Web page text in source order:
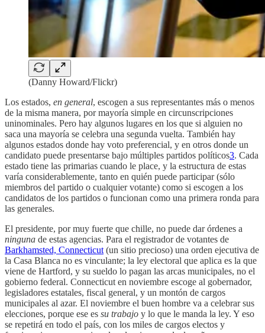
(Danny Howard/Flickr)
Los estados, en general, escogen a sus representantes más o menos
de la misma manera, por mayoría simple en circunscripciones
uninominales. Pero hay algunos lugares en los que si alguien no
saca una mayoría se celebra una segunda vuelta. También hay
algunos estados donde hay voto preferencial, y en otros donde un
candidato puede presentarse bajo múltiples partidos políticos3. Cada
estado tiene las primarias cuando le place, y la estructura de estas
varía considerablemente, tanto en quién puede participar (sólo
miembros del partido o cualquier votante) como si escogen a los
candidatos de los partidos o funcionan como una primera ronda para
las generales.
El presidente, por muy fuerte que chille, no puede dar órdenes a
ninguna de estas agencias. Para el registrador de votantes de
Barkhamsted, Connecticut (un sitio precioso) una orden ejecutiva de
la Casa Blanca no es vinculante; la ley electoral que aplica es la que
viene de Hartford, y su sueldo lo pagan las arcas municipales, no el
gobierno federal. Connecticut en noviembre escoge al gobernador,
legisladores estatales, fiscal general, y un montón de cargos
municipales al azar. El noviembre el buen hombre va a celebrar sus
elecciones, porque ese es su trabajo y lo que le manda la ley. Y eso
se repetirá en todo el país, con los miles de cargos electos y